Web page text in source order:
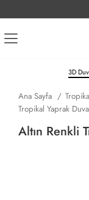
3D
Ana Sayfa
Tropikal Yaprak
Altın Renkli